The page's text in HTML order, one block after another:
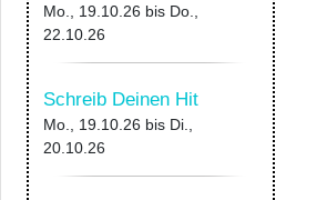
Mo., 19.10.26 bis Do.,
22.10.26
Schreib Deinen Hit
Mo., 19.10.26 bis Di.,
20.10.26